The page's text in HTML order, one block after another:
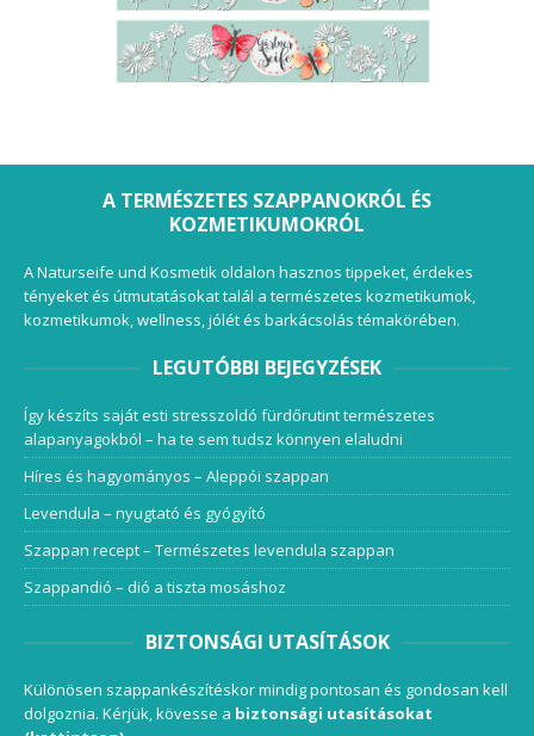
A TERMÉSZETES SZAPPANOKRÓL ÉS
KOZMETIKUMOKRÓL
A Naturseife und Kosmetik oldalon hasznos tippeket, érdekes
tényeket és útmutatásokat talál a természetes kozmetikumok,
kozmetikumok, wellness, jólét és barkácsolás témakörében.
LEGUTÓBBI BEJEGYZÉSEK
Így készíts saját esti stresszoldó fürdőrutint természetes
alapanyagokból – ha te sem tudsz könnyen elaludni
Híres és hagyományos – Aleppói szappan
Levendula – nyugtató és gyógyító
Szappan recept – Természetes levendula szappan
Szappandió – dió a tiszta mosáshoz
BIZTONSÁGI UTASÍTÁSOK
Különösen szappankészítéskor mindig pontosan és gondosan kell
dolgoznia. Kérjük, kövesse a biztonsági utasításokat